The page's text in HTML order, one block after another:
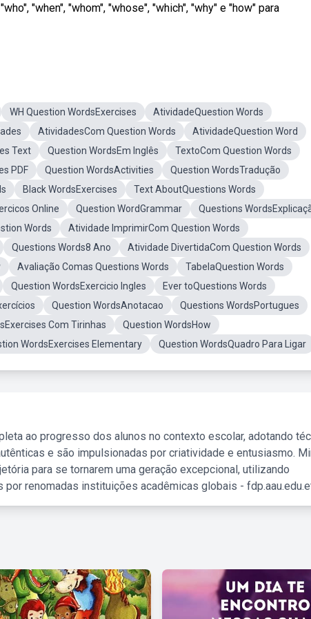
"when", "whom", "whose", "which", "why" e "how" para
WH Question WordsExercises
AtividadeQuestion Words
AtividadesCom Question Words
AtividadeQuestion Word
Text Question WordsEm Inglês
TextoCom Question Words
PDF Question WordsActivities
Question WordsTradução
Black WordsExercises
Text AboutQuestions Words
Online Question WordGrammar
Questions
Words
Atividade ImprimirCom Question Words
Questions Words8 Ano
Atividade DivertidaCom Question Words
Avaliação Comas Questions Words
TabelaQuestion Words
Question WordsExercicio Ingles
Ever toQuestions Words
Question WordsAnotacao
Questions WordsPortugues
Com Tirinhas
Question WordsHow
WordsExercises Elementary Question WordsQuadro Para Ligar
ao progresso dos alunos no contexto escolar, adotando
e são impulsionadas por criatividade e entusiasmo.
para se tornarem uma geração excepcional, utilizando
renomadas instituições acadêmicas globais -